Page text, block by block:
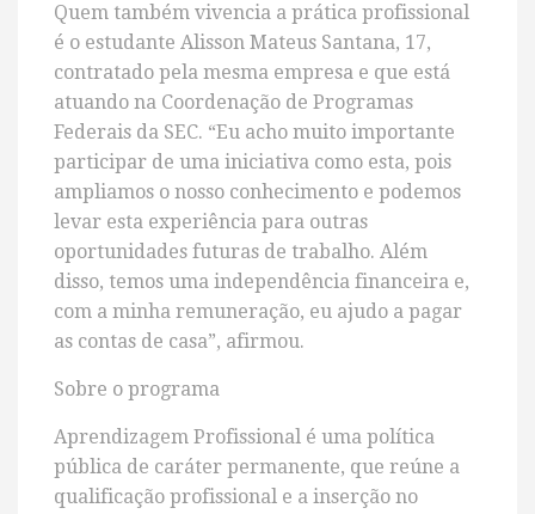
Quem também vivencia a prática profissional
é o estudante Alisson Mateus Santana, 17,
contratado pela mesma empresa e que está
atuando na Coordenação de Programas
Federais da SEC. “Eu acho muito importante
participar de uma iniciativa como esta, pois
ampliamos o nosso conhecimento e podemos
levar esta experiência para outras
oportunidades futuras de trabalho. Além
disso, temos uma independência financeira e,
com a minha remuneração, eu ajudo a pagar
as contas de casa”, afirmou.
Sobre o programa
Aprendizagem Profissional é uma política
pública de caráter permanente, que reúne a
qualificação profissional e a inserção no